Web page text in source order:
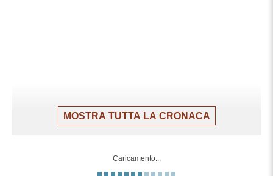
MOSTRA TUTTA LA CRONACA
Caricamento...